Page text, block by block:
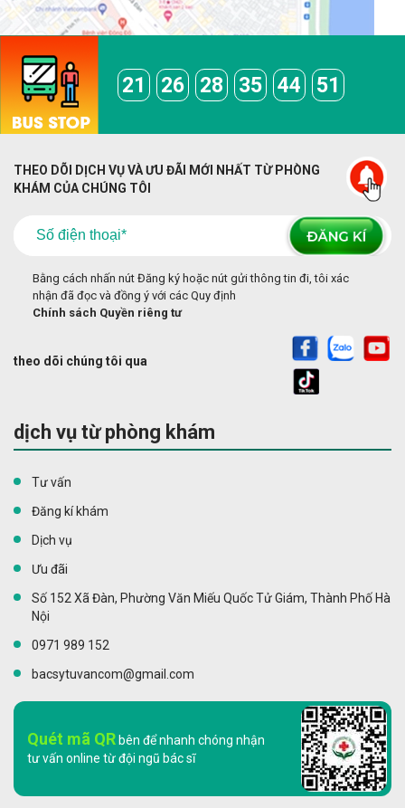
21 26 28 35 44 51
THEO DÕI DỊCH VỤ VÀ ƯU ĐÃI MỚI NHẤT TỪ PHÒNG
KHÁM CỦA CHÚNG TÔI
Bằng cách nhấn nút Đăng ký hoặc nút gửi thông tin đi, tôi xác
nhận đã đọc và đồng ý với các Quy định
Chính sách Quyền riêng tư
theo dõi chúng tôi qua
dịch vụ từ phòng khám
Tư vấn
Đăng kí khám
Dịch vụ
Ưu đãi
Số 152 Xã Đàn, Phường Văn Miếu Quốc Tử Giám, Thành Phố Hà
Nội
0971 989 152
bacsytuvancom@gmail.com
Quét mã QR bên để nhanh chóng nhận
tư vấn online từ đội ngũ bác sĩ